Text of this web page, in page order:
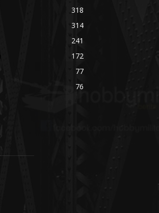
318
314
241
172
77
76